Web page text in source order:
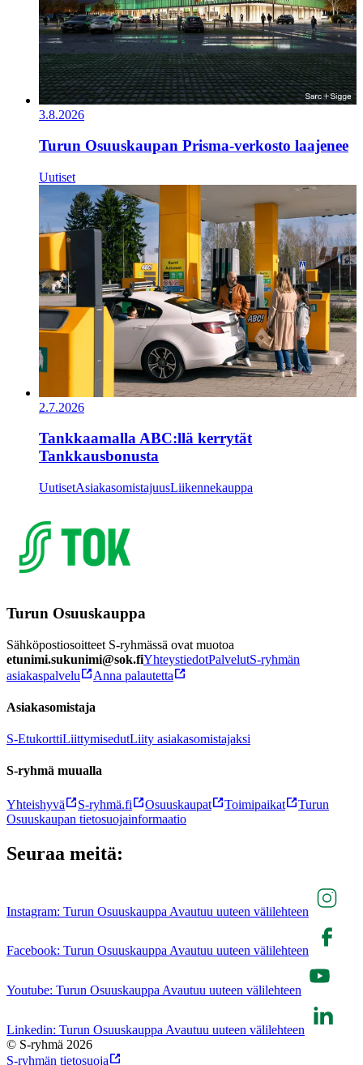
3.8.2026
Turun Osuuskaupan Prisma-verkosto laajenee
Uutiset
2.7.2026
Tankkaamalla ABC:llä kerrytät
Tankkausbonusta
UutisetAsiakasomistajuusLiikennekauppa
Turun Osuuskauppa
Sähköpostiosoitteet S-ryhmässä ovat muotoa
etunimi.sukunimi@sok.fiYhteystiedotPalvelutS-ryhmän
asiakaspalvelu
Anna palautetta
Asiakasomistaja
S-EtukorttiLiittymisedutLiity asiakasomistajaksi
S-ryhmä muualla
Yhteishyvä S-ryhmä.fi Osuuskaupat Toimipaikat
Turun
Osuuskaupan tietosuojainformaatio
Seuraa meitä:
Instagram: Turun Osuuskauppa Avautuu uuteen välilehteen
Facebook: Turun Osuuskauppa Avautuu uuteen välilehteen
Youtube: Turun Osuuskauppa Avautuu uuteen välilehteen
Linkedin: Turun Osuuskauppa Avautuu uuteen välilehteen
© S-ryhmä 2026
S-ryhmän tietosuoja